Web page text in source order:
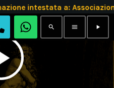
intestata a: Associazione
search menu play_arrow